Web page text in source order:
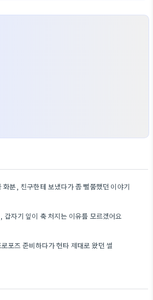
화분, 친구한테 보냈다가 좀 뻘쭘했던 이야기
갑자기 잎이 축 처지는 이유를 모르겠어요
포즈 준비하다가 현타 제대로 왔던 썰